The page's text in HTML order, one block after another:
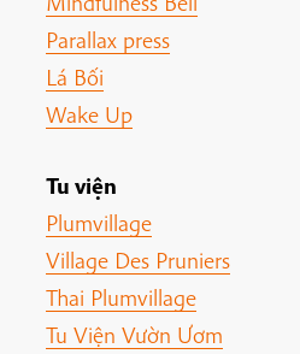
Parallax press
Lá Bối
Wake Up
Tu viện
Plumvillage
Village Des Pruniers
Thai Plumvillage
Tu Viện Vườn Ươm